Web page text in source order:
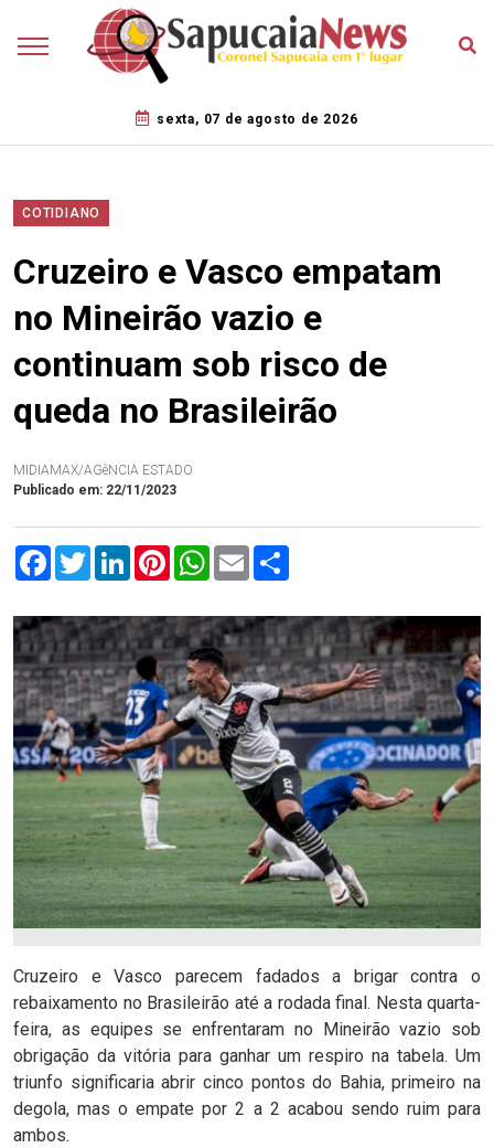
sexta, 07 de agosto de 2026
COTIDIANO
Cruzeiro e Vasco empatam
no Mineirão vazio e
continuam sob risco de
queda no Brasileirão
MIDIAMAX/AGêNCIA ESTADO
Publicado em: 22/11/2023
FacebookTwitterLinkedInPinterestWhatsApp
Email
Cruzeiro e Vasco parecem fadados a brigar contra o
rebaixamento no Brasileirão até a rodada final. Nesta quarta-
feira, as equipes se enfrentaram no Mineirão vazio sob
obrigação da vitória para ganhar um respiro na tabela. Um
triunfo significaria abrir cinco pontos do Bahia, primeiro na
degola, mas o empate por 2 a 2 acabou sendo ruim para
ambos.